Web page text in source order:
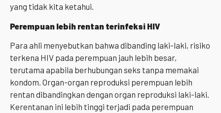
yang tidak kita ketahui.
Perempuan lebih rentan terinfeksi HIV
Para ahli menyebutkan bahwa dibanding laki-laki, risiko
terkena HIV pada perempuan jauh lebih besar,
terutama apabila berhubungan seks tanpa memakai
kondom. Organ-organ reproduksi perempuan lebih
rentan dibandingkan dengan organ reproduksi laki-laki.
Kerentanan ini lebih tinggi terjadi pada perempuan